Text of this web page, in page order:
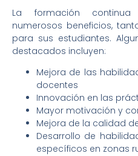
La formación
numerosos beneficios,
para sus estudiantes.
destacados incluyen:
Mejora de las
docentes
Innovación en las
Mayor motivación y
Mejora de la calidad
Desarrollo de
específicos en zonas